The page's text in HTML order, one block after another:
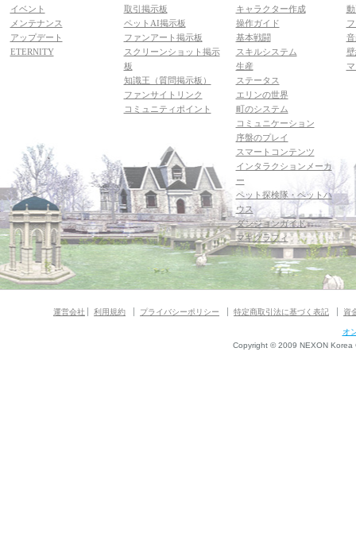
イベント
メンテナンス
アップデート
ETERNITY
取引掲示板
ペットAI掲示板
ファンアート掲示板
スクリーンショット掲示
板
知識王（質問掲示板）
ファンサイトリンク
コミュニティポイント
キャラクター作成
操作ガイド
基本戦闘
スキルシステム
生産
ステータス
エリンの世界
町のシステム
コミュニケーション
序盤のプレイ
スマートコンテンツ
インタラクションメーカ
ー
ペット探検隊・ペットハ
ウス
ダンジョンガイド
マギグラフィ
運営会社 利用規約 プライバシーポリシー 特定商取引法に基づく表記 資
オ
Copyright © 2009 NEXON Korea